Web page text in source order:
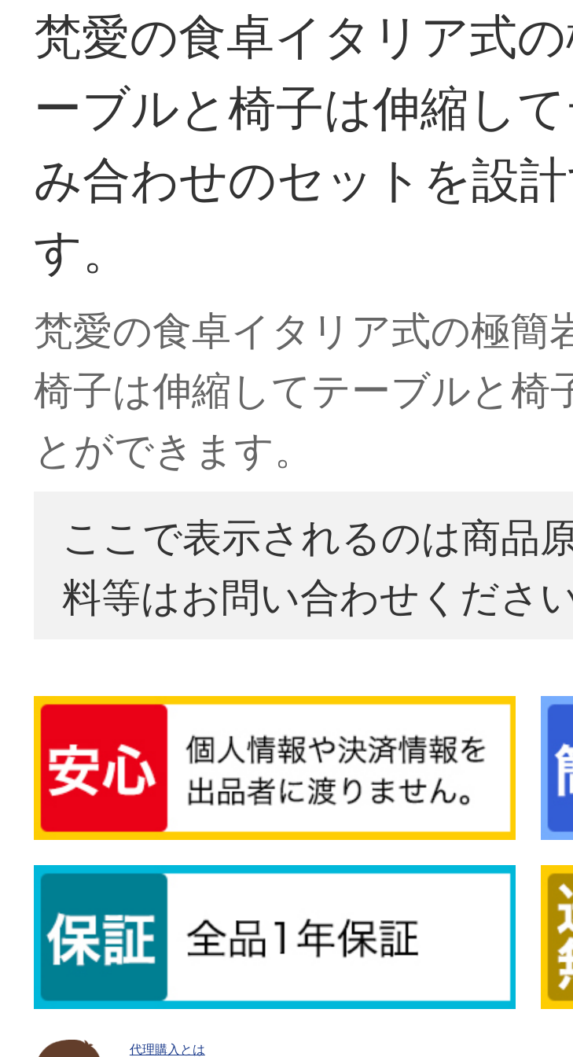
梵愛の食卓イタリア式
ーブルと椅子は伸縮し
み合わせのセットを設
す。
梵愛の食卓イタリア式の極簡
椅子は伸縮してテーブルと椅
とができます。
ここで表示されるのは商品
料等はお問い合わせくださ
代理購入とは